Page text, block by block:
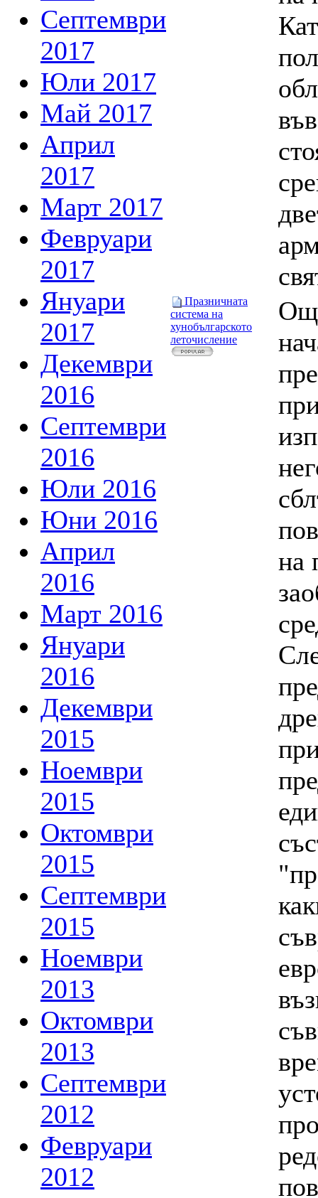
Септември
2017
Юли 2017
Май 2017
Април
2017
Март 2017
Февруари
2017
Януари
2017
Декември
2016
Септември
2016
Юли 2016
Юни 2016
Април
2016
Март 2016
Януари
2016
Декември
2015
Ноември
2015
Октомври
2015
Септември
2015
Ноември
2013
Октомври
2013
Септември
2012
Февруари
2012
Празничната
система на
хунобългарското
леточисление
на